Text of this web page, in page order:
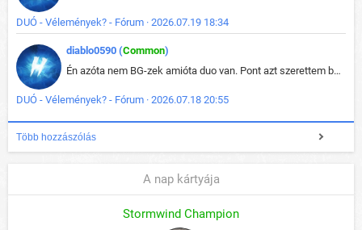
DUÓ - Vélemények? - Fórum · 2026.07.19 18:34
diablo0590 (Common)
Én azóta nem BG-zek amióta duo van. Pont azt szerettem benne, hogy rajtam múlik mi történik, nem pedig a társamon. Kérem vissza a régi BG-t :D
DUÓ - Vélemények? - Fórum · 2026.07.18 20:55
Több hozzászólás
A nap kártyája
Stormwind Champion